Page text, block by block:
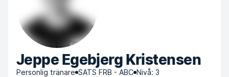
Jeppe Egebjerg Kristensen
Personlig tränare SATS FRB - ABC Nivå: 3